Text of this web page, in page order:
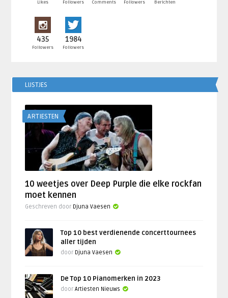
Likes Followers Comments Followers Berichten
435
Followers
1984
Followers
LIJSTJES
ARTIESTEN
10 weetjes over Deep Purple die elke rockfan
moet kennen
Geschreven door Djuna Vaesen
Top 10 best verdienende concerttournees
aller tijden
door Djuna Vaesen
De Top 10 Pianomerken in 2023
doorArtiesten Nieuws